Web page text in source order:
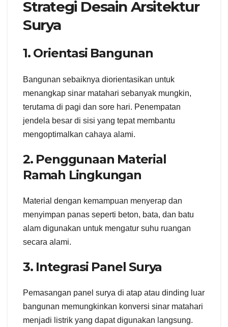
Strategi Desain Arsitektur
Surya
1. Orientasi Bangunan
Bangunan sebaiknya diorientasikan untuk
menangkap sinar matahari sebanyak mungkin,
terutama di pagi dan sore hari. Penempatan
jendela besar di sisi yang tepat membantu
mengoptimalkan cahaya alami.
2. Penggunaan Material
Ramah Lingkungan
Material dengan kemampuan menyerap dan
menyimpan panas seperti beton, bata, dan batu
alam digunakan untuk mengatur suhu ruangan
secara alami.
3. Integrasi Panel Surya
Pemasangan panel surya di atap atau dinding luar
bangunan memungkinkan konversi sinar matahari
menjadi listrik yang dapat digunakan langsung.